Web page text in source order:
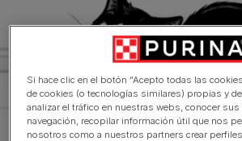
Si hace clic en el botón “Acepto todas las
de cookies (o tecnologías similares) propias y
analizar el tráfico en nuestras webs, conocer
navegación, recopilar información útil que nos
nosotros como a nuestros partners crear